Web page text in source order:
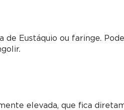
de Eustáquio ou faringe.
elevada, que fica